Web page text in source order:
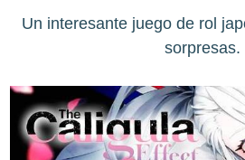
Un interesante juego de rol
sorpresas.